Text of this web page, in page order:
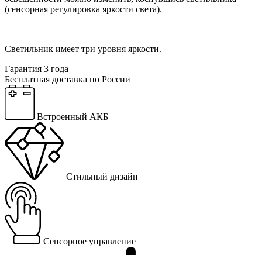
(сенсорная регулировка яркости света).
Светильник имеет три уровня яркости.
Гарантия 3 года
Бесплатная доставка по России
Встроенный АКБ
Стильный дизайн
Сенсорное управление